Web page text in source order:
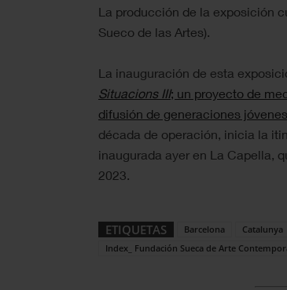
La producción de la exposición
Sueco de las Artes).
La inauguración de esta
Situacions III; un proyecto de
difusión de generaciones
década de operación, inicia la
inaugurada ayer en La Capella,
2023.
ETIQUETAS Barcelona Catalunya
Index_ Fundación Sueca de Arte